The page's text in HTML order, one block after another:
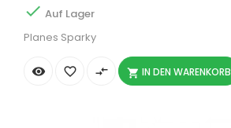
 Auf Lager
Planes Sparky
  compare_arrows  IN DEN WARENKORB